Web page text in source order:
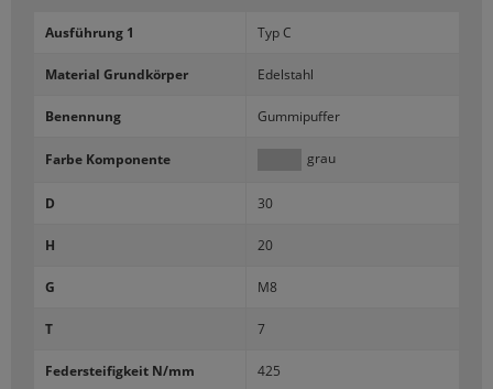
Aus­füh­rung 1 Typ C
Ma­te­ri­al Grund­kör­per Edel­stahl
Be­nen­nung Gum­mi­puf­fer
Farbe Kom­po­nen­te grau
D 30
H 20
G M8
T 7
Fe­der­stei­fig­keit N/mm 425